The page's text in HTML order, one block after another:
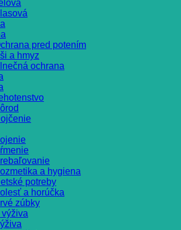
pred potením
a hmyz
ochrana
a hygiena
potreby
a horúčka
zúbky
výživa